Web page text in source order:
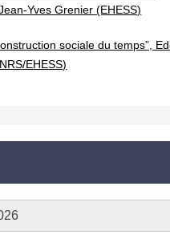
Yves Grenier (EHESS)
sociale du temps”,
EHESS)